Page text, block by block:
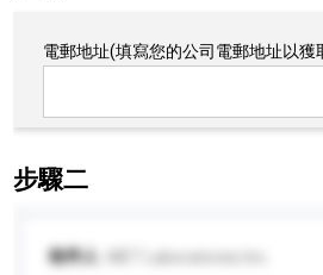
電郵地址(填寫您的公司電郵地址以獲
步驟二
收件人